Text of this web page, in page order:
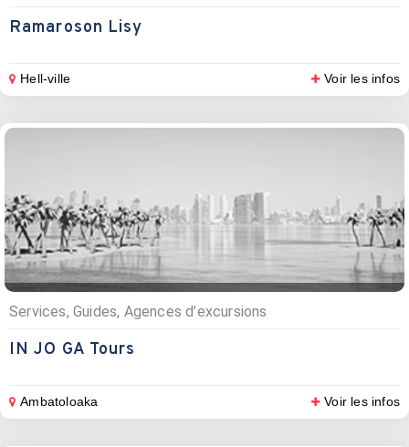
Ramaroson Lisy
Hell-ville Voir les infos
Services, Guides, Agences d’excursions
IN JO GA Tours
Ambatoloaka Voir les infos